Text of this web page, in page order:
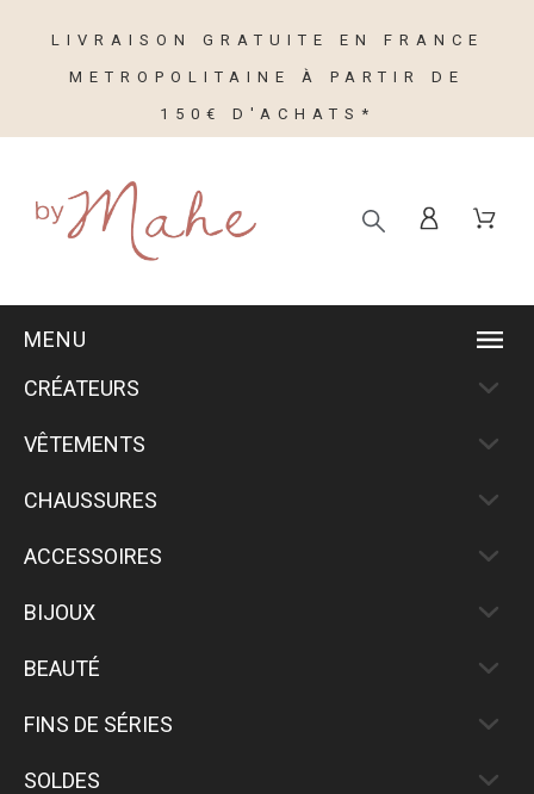
LIVRAISON GRATUITE EN FRANCE
METROPOLITAINE À PARTIR DE
150€ D'ACHATS*
MENU
CRÉATEURS
VÊTEMENTS
CHAUSSURES
ACCESSOIRES
BIJOUX
BEAUTÉ
FINS DE SÉRIES
SOLDES